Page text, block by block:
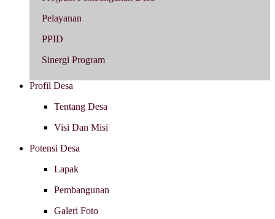
Pelayanan
PPID
Sinergi Program
Profil Desa
Tentang Desa
Visi Dan Misi
Potensi Desa
Lapak
Pembangunan
Galeri Foto